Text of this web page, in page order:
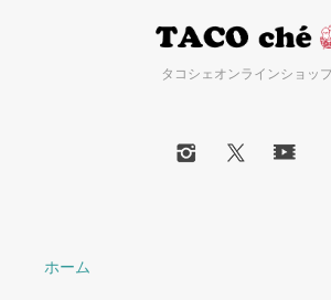
タコシェオンラインショッ
ホーム